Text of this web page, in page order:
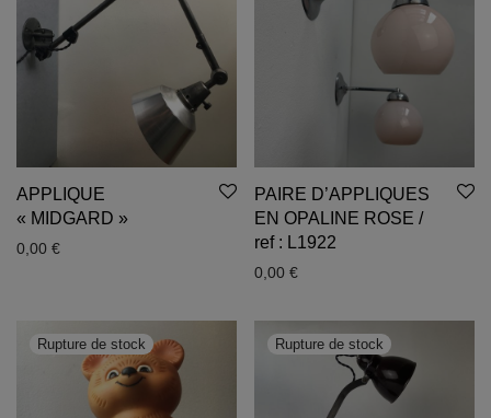
APPLIQUE
« MIDGARD »
0,00 €
PAIRE D’APPLIQUES
EN OPALINE ROSE /
ref : L1922
0,00 €